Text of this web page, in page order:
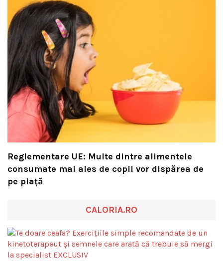
Reglementare UE: Multe dintre alimentele
consumate mai ales de copii vor dispărea de
pe piață
CALORIA.RO